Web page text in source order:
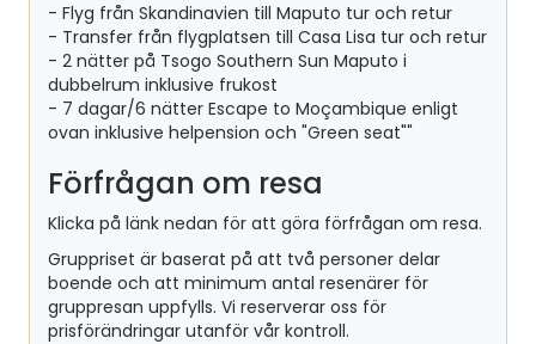
- Flyg från Skandinavien till Maputo tur och retur
- Transfer från flygplatsen till Casa Lisa tur och retur
- 2 nätter på Tsogo Southern Sun Maputo i
dubbelrum inklusive frukost
- 7 dagar/6 nätter Escape to Moçambique enligt
ovan inklusive helpension och "Green seat""
Förfrågan om resa
Klicka på länk nedan för att göra förfrågan om resa.
Gruppriset är baserat på att två personer delar
boende och att minimum antal resenärer för
gruppresan uppfylls. Vi reserverar oss för
prisförändringar utanför vår kontroll.